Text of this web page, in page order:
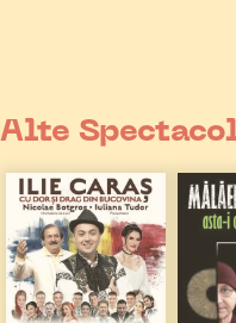
Alte